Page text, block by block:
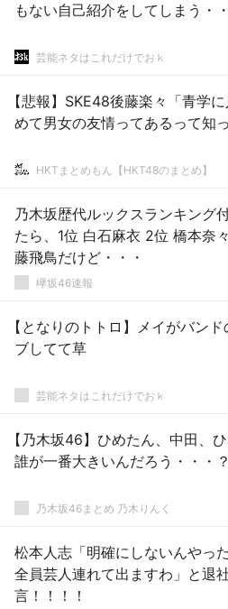
もない自己紹介をしてしまう・
芸能ネタはこれだけでおｋ
【悲報】SKE48後藤楽々「青学
めて男女の友情ってあるって知っ
HKTまとめもん【HKT48のまとめ】
乃木坂歴代ルックスランキング
たら、1位 白石麻衣 2位 橋本奈
藤飛鳥だけど・・・
欅坂46速報
【となりのトトロ】メイがバン
ブしてて草
芸能ネタはこれだけでおｋ
【乃木坂46】ひめたん、中田、
誰が一番大きいんだろう・・・
乃木坂46まとめ 乃木りんく
松本人志「明確にしないんやっ
全員芸人連れて出ますわ」と退
言！！！！